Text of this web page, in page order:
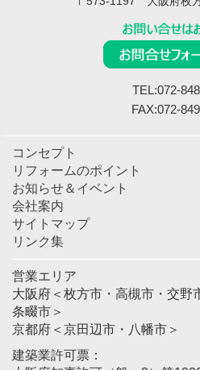
TEL:072-
FAX:072-
コンセプト
リフォームのポイント
お知らせ＆イベント
会社案内
サイトマップ
リンク集
営業エリア
大阪府＜枚方市・高槻市・交野
条畷市＞
京都府＜京田辺市・八幡市＞
建築業許可票：